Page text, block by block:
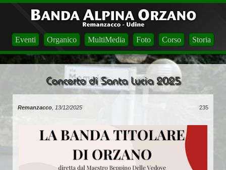
Eventi Organico MultiMedia Foto Corso Storia
Concerto di Santa Lucia 2025
Remanzacco , 13/12/2025 235